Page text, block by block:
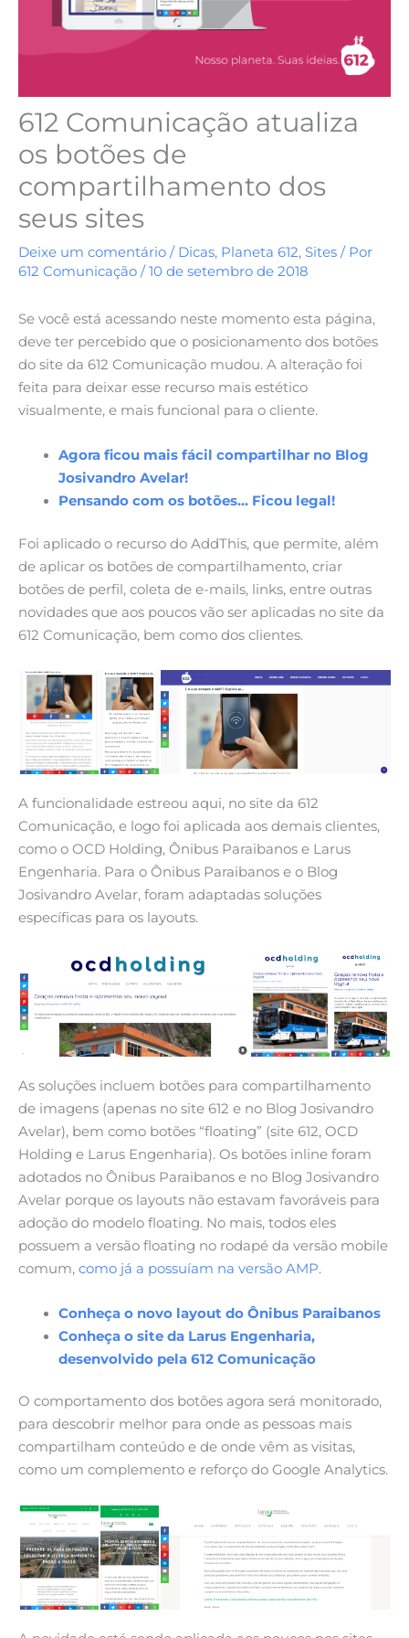
612 Comunicação atualiza
os botões de
compartilhamento dos
seus sites
Deixe um comentário / Dicas, Planeta 612, Sites / Por
612 Comunicação /10 de setembro de 2018
Se você está acessando neste momento esta página,
deve ter percebido que o posicionamento dos botões
do site da 612 Comunicação mudou. A alteração foi
feita para deixar esse recurso mais estético
visualmente, e mais funcional para o cliente.
Agora ficou mais fácil compartilhar no Blog
Josivandro Avelar!
Pensando com os botões… Ficou legal!
Foi aplicado o recurso do AddThis, que permite, além
de aplicar os botões de compartilhamento, criar
botões de perfil, coleta de e-mails, links, entre outras
novidades que aos poucos vão ser aplicadas no site da
612 Comunicação, bem como dos clientes.
A funcionalidade estreou aqui, no site da 612
Comunicação, e logo foi aplicada aos demais clientes,
como o OCD Holding, Ônibus Paraibanos e Larus
Engenharia. Para o Ônibus Paraibanos e o Blog
Josivandro Avelar, foram adaptadas soluções
específicas para os layouts.
As soluções incluem botões para compartilhamento
de imagens (apenas no site 612 e no Blog Josivandro
Avelar), bem como botões “floating” (site 612, OCD
Holding e Larus Engenharia). Os botões inline foram
adotados no Ônibus Paraibanos e no Blog Josivandro
Avelar porque os layouts não estavam favoráveis para
adoção do modelo floating. No mais, todos eles
possuem a versão floating no rodapé da versão mobile
comum, como já a possuíam na versão AMP.
Conheça o novo layout do Ônibus Paraibanos
Conheça o site da Larus Engenharia,
desenvolvido pela 612 Comunicação
O comportamento dos botões agora será monitorado,
para descobrir melhor para onde as pessoas mais
compartilham conteúdo e de onde vêm as visitas,
como um complemento e reforço do Google Analytics.